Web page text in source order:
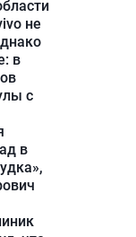
не
в
с
в